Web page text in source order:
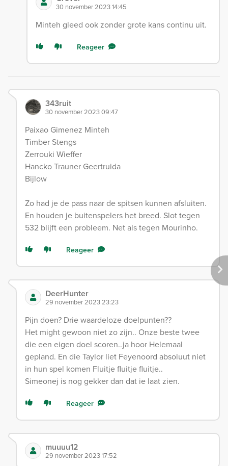
30 november 2023 14:45
Minteh gleed ook zonder grote kans continu uit.
Reageer
343ruit
30 november 2023 09:47
Paixao Gimenez Minteh
Timber Stengs
Zerrouki Wieffer
Hancko Trauner Geertruida
Bijlow
Zo had je de pass naar de spitsen kunnen afsluiten.
En houden je buitenspelers het breed. Slot tegen
532 blijft een probleem. Net als tegen Mourinho.
Reageer
DeerHunter
29 november 2023 23:23
Pijn doen? Drie waardeloze doelpunten??
Het might gewoon niet zo zijn.. Onze beste twee
die een eigen doel scoren..ja hoor Helemaal
gepland. En die Taylor liet Feyenoord absoluut niet
in hun spel komen Fluitje fluitje fluitje..
Simeonej is nog gekker dan dat ie laat zien.
Reageer
muuuu12
29 november 2023 17:52